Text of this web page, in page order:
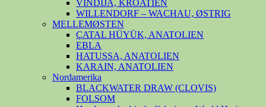
VINDIJA, KROATIEN
WILLENDORF – WACHAU, ØSTRIG
MELLEMØSTEN
ÇATAL HÜYÜK, ANATOLIEN
EBLA
HATUSSA, ANATOLIEN
KARAIN, ANATOLIEN
Nordamerika
BLACKWATER DRAW (CLOVIS)
FOLSOM